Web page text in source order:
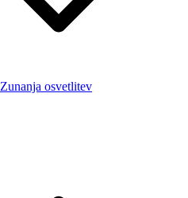
Zunanja osvetlitev